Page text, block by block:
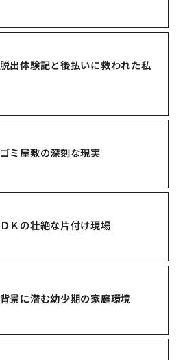
出体験記と後払いに救われた私
ミ屋敷の深刻な現実
Ｋの壮絶な片付け現場
景に潜む幼少期の家庭環境